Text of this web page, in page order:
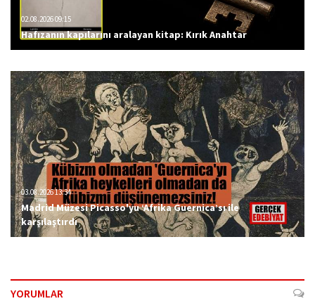
02.08.2026 09:15
Hafızanın kapılarını aralayan kitap: Kırık Anahtar
03.08.2026 13:34
Madrid Müzesi Picasso'yu ‘Afrika Guernica’sı ile
karşılaştırdı
YORUMLAR